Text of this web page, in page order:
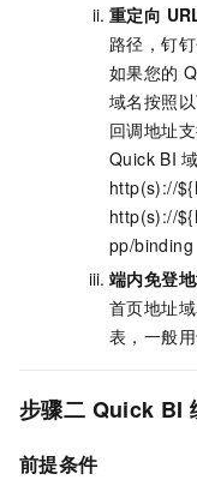
重定向
路径，钉
如果您的
域名按照以
回调地址
Quick BI
http(s)://
http(s)://
pp/binding
端内免登
首页地址
表，一般
步骤二 Quick BI
前提条件